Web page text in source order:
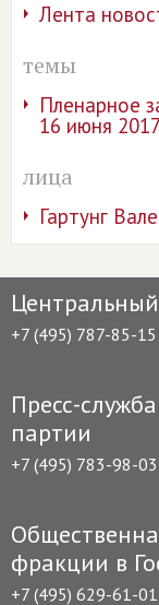
Лента
темы
Пленарное
16 июня 2017
лица
Гартунг
+7 (495) 787-85-15
Пресс-служба
партии
+7 (495) 783-98-03
фракции в
+7 (495) 629-61-01